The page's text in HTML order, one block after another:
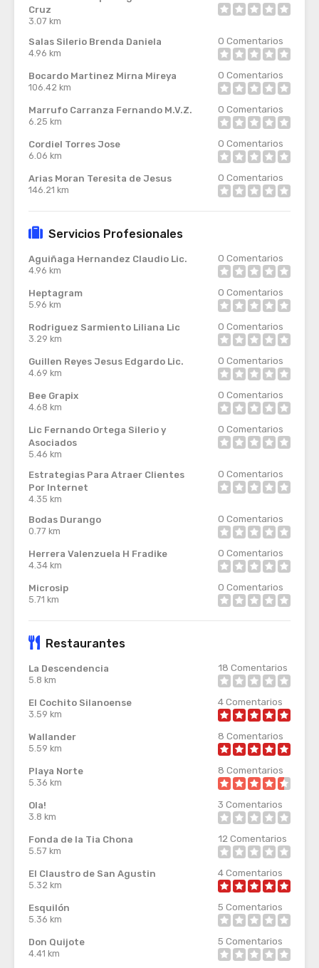
Cruz
3.07 km
Salas Silerio Brenda Daniela
4.96 km
0 Comentarios
Bocardo Martinez Mirna Mireya
106.42 km
0 Comentarios
Marrufo Carranza Fernando M.V.Z.
6.25 km
0 Comentarios
Cordiel Torres Jose
6.06 km
0 Comentarios
Arias Moran Teresita de Jesus
146.21 km
0 Comentarios
Servicios Profesionales
Aguiñaga Hernandez Claudio Lic.
4.96 km
0 Comentarios
Heptagram
5.96 km
0 Comentarios
Rodriguez Sarmiento Liliana Lic
3.29 km
0 Comentarios
Guillen Reyes Jesus Edgardo Lic.
4.69 km
0 Comentarios
Bee Grapix
4.68 km
0 Comentarios
Lic Fernando Ortega Silerio y
Asociados
5.46 km
0 Comentarios
Estrategias Para Atraer Clientes
Por Internet
4.35 km
0 Comentarios
Bodas Durango
0.77 km
0 Comentarios
Herrera Valenzuela H Fradike
4.34 km
0 Comentarios
Microsip
5.71 km
0 Comentarios
Restaurantes
La Descendencia
5.8 km
18 Comentarios
El Cochito Silanoense
3.59 km
4Comentarios
Wallander
5.59 km
8 Comentarios
Playa Norte
5.36 km
8 Comentarios
Ola!
3.8 km
3 Comentarios
Fonda de la Tia Chona
5.57 km
12 Comentarios
El Claustro de San Agustin
5.32 km
4Comentarios
Esquilón
5.36 km
5 Comentarios
Don Quijote
4.41 km
5 Comentarios